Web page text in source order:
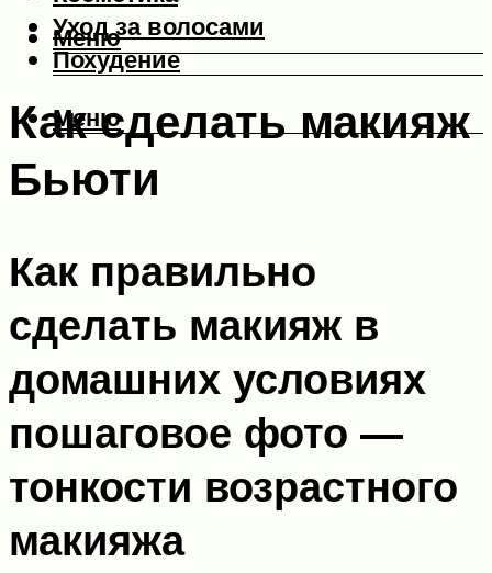
Уход за волосами
Похудение
Меню
Меню
Как сделать макияж
Бьюти
Как правильно
сделать макияж в
домашних условиях
пошаговое фото —
тонкости возрастного
макияжа